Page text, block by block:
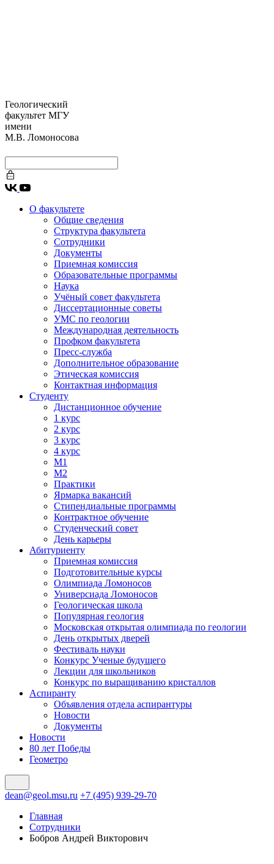
Геологический
факультет МГУ
имени
М.В. Ломоносова
О факультете
Общие сведения
Структура факультета
Сотрудники
Документы
Приемная комиссия
Образовательные программы
Наука
Учёный совет факультета
Диссертационные советы
УМС по геологии
Международная деятельность
Профком факультета
Пресс-служба
Дополнительное образование
Этическая комиссия
Контактная информация
Студенту
Дистанционное обучение
1 курс
2 курс
3 курс
4 курс
М1
М2
Практики
Ярмарка вакансий
Стипендиальные программы
Контрактное обучение
Студенческий совет
День карьеры
Абитуриенту
Приемная комиссия
Подготовительные курсы
Олимпиада Ломоносов
Универсиада Ломоносов
Геологическая школа
Популярная геология
Московская открытая олимпиада по геологии
День открытых дверей
Фестиваль науки
Конкурс Ученые будущего
Лекции для школьников
Конкурс по выращиванию кристаллов
Аспиранту
Объявления отдела аспирантуры
Новости
Документы
Новости
80 лет Победы
Геометро
dean@geol.msu.ru +7 (495) 939-29-70
Главная
Сотрудники
Бобров Андрей Викторович